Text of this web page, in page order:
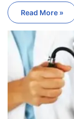
Read More »